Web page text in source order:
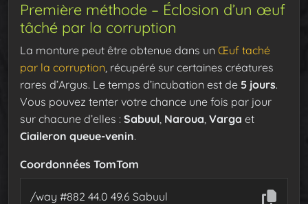
Première méthode – Éclosion d’un œuf
tâché par la corruption
La monture peut être obtenue dans un Œuf taché
par la corruption , récupéré sur certaines créatures
rares d’Argus. Le temps d’incubation est de 5 jours.
Vous pouvez tenter votre chance une fois par jour
sur chacune d’elles : Sabuul Naroua Varga et
Ciaileron queue-venin.
Coordonnées TomTom
/way #882 44.0 49.6 Sabuul